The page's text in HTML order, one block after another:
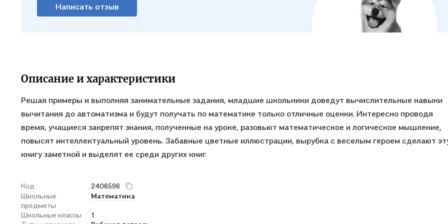
Написать отзыв
Описание и характеристики
Решая примеры и выполняя занимательные задания, младшие школьники доведут вычислительные навыки
вычитания до автоматизма и будут получать по математике только отличные оценки. Интересно проводя
время, учащиеся закрепят знания, полученные на уроке, разовьют математическое и логическое мышление,
повысят интеллектуальный уровень. Забавные цветные иллюстрации, вырубка с веселым героем сделают
книгу заметной и выделят ее среди других книг.
Код
2406596
Школьные
предметы
Математика
Школьные классы
1